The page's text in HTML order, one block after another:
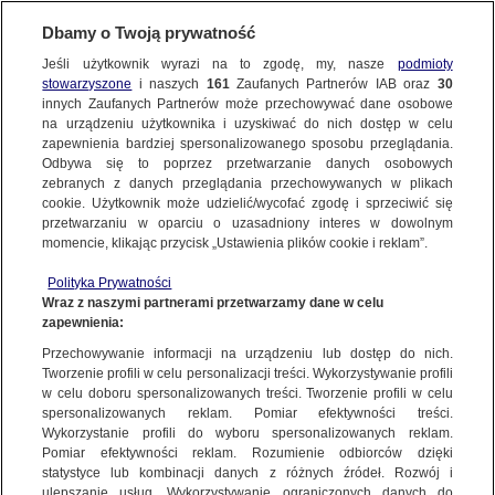
BIZNES
TURYSTYKA
Czas na kolejny sezon zimowy na stokach
MATERIAŁ PROMOCYJNY
7.12.2023, 08:00
Dbamy o Twoją prywatność
Jeśli użytkownik wyrazi na to zgodę, my, nasze podmioty
stowarzyszone i naszych 161Zaufanych Partnerów IAB oraz 30
innych Zaufanych Partnerów może przechowywać dane osobowe
na urządzeniu użytkownika i uzyskiwać do nich dostęp w celu
zapewnienia bardziej spersonalizowanego sposobu przeglądania.
Odbywa się to poprzez przetwarzanie danych osobowych
zebranych z danych przeglądania przechowywanych w plikach
cookie. Użytkownik może udzielić/wycofać zgodę i sprzeciwić się
przetwarzaniu w oparciu o uzasadniony interes w dowolnym
momencie, klikając przycisk „Ustawienia plików cookie i reklam”.
Polityka Prywatności
Wraz z naszymi partnerami przetwarzamy dane w celu
zapewnienia:
Przechowywanie informacji na urządzeniu lub dostęp do nich.
Tworzenie profili w celu personalizacji treści. Wykorzystywanie profili
w celu doboru spersonalizowanych treści. Tworzenie profili w celu
spersonalizowanych reklam. Pomiar efektywności treści.
Wykorzystanie profili do wyboru spersonalizowanych reklam.
Pomiar efektywności reklam. Rozumienie odbiorców dzięki
statystyce lub kombinacji danych z różnych źródeł. Rozwój i